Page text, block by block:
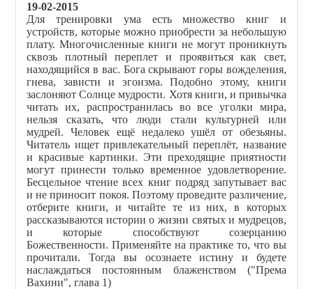
19-02-2015
Для тренировки ума есть множество книг и
устройств, которые можно приобрести за небольшую
плату. Многочисленные книги не могут проникнуть
сквозь плотный переплет и проявиться как свет,
находящийся в вас. Бога скрывают горы вожделения,
гнева, зависти и эгоизма. Подобно этому, книги
заслоняют Солнце мудрости. Хотя книги, и привычка
читать их, распространилась во все уголки мира,
нельзя сказать, что люди стали культурней или
мудрей. Человек ещё недалеко ушёл от обезьяны.
Читатель ищет привлекательный переплёт, название
и красивые картинки. Эти преходящие приятности
могут принести только временное удовлетворение.
Бесцельное чтение всех книг подряд запутывает вас
и не приносит покоя. Поэтому проведите различение,
отберите книги, и читайте те из них, в которых
рассказываются истории о жизни святых и мудрецов,
и которые способствуют созерцанию
Божественности. Применяйте на практике то, что вы
прочитали. Тогда вы осознаете истину и будете
наслаждаться постоянным блаженством ("Према
Вахини", глава 1)